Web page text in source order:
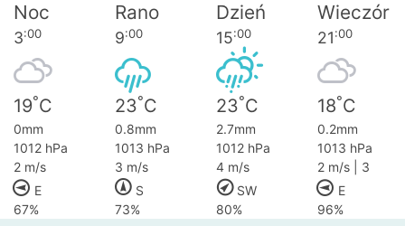
Noc Rano Dzień Wieczór
3:00 9:00 15:00 21:00
19°C 23°C 23°C 18°C
0mm 0.8mm 2.7mm
0.2mm
1012 hPa
1013 hPa 1012 hPa
1013 hPa
2 m/s
3 m/s 4 m/s
2 m/s | 3
E
S SW
E
67%
73% 80% 96%